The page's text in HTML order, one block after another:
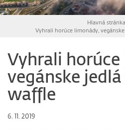
Hlavná stránka
Vyhrali horúce limonády,
Vyhrali
vegánske
waffle
6. 11. 2019